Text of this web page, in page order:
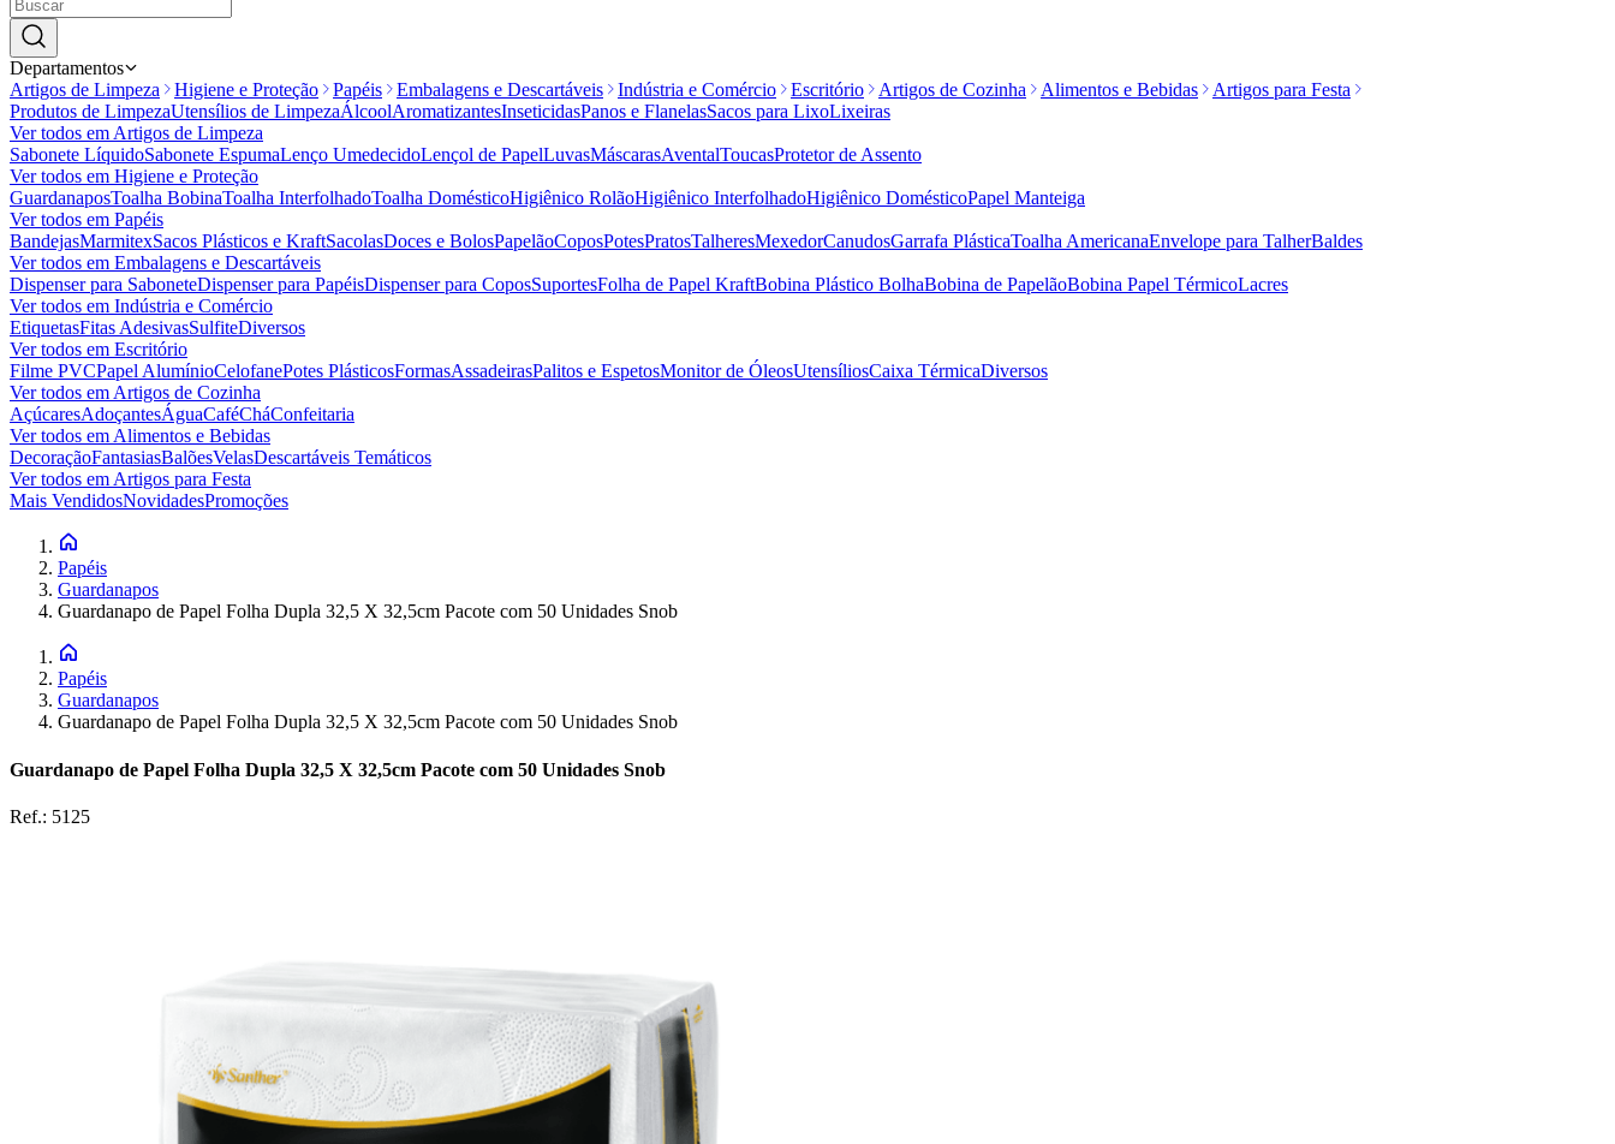
Departamentos
Artigos de Limpeza
Higiene e Proteção Papéis Embalagens e Descartáveis Indústria e Comércio Escritório Artigos de Cozinha Alimentos e Bebidas
Artigos para Festa
Produtos de LimpezaUtensílios de LimpezaÁlcoolAromatizantesInseticidasPanos e FlanelasSacos para LixoLixeiras
Ver todos emArtigos de Limpeza
Sabonete LíquidoSabonete EspumaLenço UmedecidoLençol de PapelLuvasMáscarasAventalToucasProtetor de Assento
Ver todos em Higiene e Proteção
GuardanaposToalha BobinaToalha InterfolhadoToalha DomésticoHigiênico RolãoHigiênico InterfolhadoHigiênico DomésticoPapel Manteiga
Ver todos em Papéis
BandejasMarmitexSacos Plásticos e KraftSacolasDoces e BolosPapelãoCoposPotesPratosTalheresMexedorCanudosGarrafa PlásticaToalha AmericanaEnvelope para TalherBaldes
Ver todos em Embalagens e Descartáveis
Dispenser para SaboneteDispenser para PapéisDispenser para CoposSuportesFolha de Papel KraftBobina Plástico BolhaBobina de PapelãoBobina Papel TérmicoLacres
Ver todos em Indústria e Comércio
EtiquetasFitas AdesivasSulfiteDiversos
Ver todos em Escritório
Filme PVCPapel AlumínioCelofanePotes PlásticosFormasAssadeirasPalitos e EspetosMonitor de ÓleosUtensíliosCaixa TérmicaDiversos
Ver todos emArtigos de Cozinha
AçúcaresAdoçantesÁguaCaféCháConfeitaria
Ver todos emAlimentos e Bebidas
DecoraçãoFantasiasBalõesVelasDescartáveis Temáticos
Ver todos emArtigos para Festa
Mais VendidosNovidadesPromoções
Papéis
Guardanapos
Guardanapo de Papel Folha Dupla 32,5 X 32,5cm Pacote com 50 Unidades Snob
Papéis
Guardanapos
Guardanapo de Papel Folha Dupla 32,5 X 32,5cm Pacote com 50 Unidades Snob
Guardanapo de Papel Folha Dupla 32,5 X 32,5cm Pacote com 50 Unidades Snob
Ref.: 5125